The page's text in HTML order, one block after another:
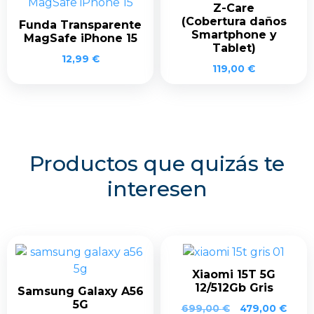
Funda Transparente
MagSafe iPhone 15
12,99 €
Z-Care
(Cobertura daños
Smartphone y
Tablet)
119,00 €
Productos que quizás te
interesen
Samsung Galaxy A56
5G
Xiaomi 15T 5G
12/512Gb Gris
699,00€
El
479,00 €El